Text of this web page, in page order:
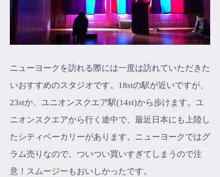
ニューヨークを訪れる際には一度は訪れていただきた
いおすすめのスタジオです。18stの駅が近いですが、
23stか、ユニオンスクエア駅(14st)から歩けます。ユ
ニオンスクエアから行く途中で、最近日本にも上陸し
たシティベーカリーがあります。ニューヨークではグ
ラム売りなので、ついつい買いすぎてしまうので注
意！スムージーもおいしかったです。